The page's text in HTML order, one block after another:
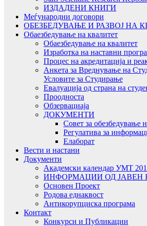
ИЗДАДЕНИ КНИГИ
Меѓународни договори
ОБЕЗБЕДУВАЊЕ И РАЗВОЈ НА
Обаезбедување на квалитет
Обаезбедување на квалитет
Изработка на наставни
Процес на акредитација и
Анкета за Вреднување на
Условите за Студирање
Евалуација од страна на
Проодноста
Обзервациаја
ДОКУМЕНТИ
Совет за обезбедување
Регулатива за
Елаборат
Вести и настани
Документи
Академски календар УМТ
ИНФОРМАЦИИ ОД ЈАВЕН
Основен Проект
Родова еднаквост
Антикорупциска програма
Контакт
Конкурси и Публикации